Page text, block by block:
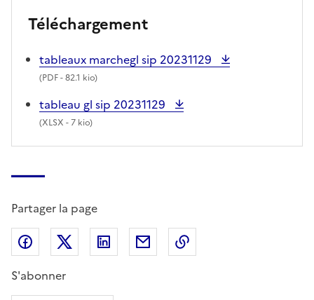
Téléchargement
tableaux marchegl sip 20231129
(PDF- 82.1 kio)
tableau gl sip 20231129
(XLSX - 7 kio)
Partager la page
Partager sur Facebook
Partager sur X (anciennement Twitter)
Partager sur LinkedIn
Partager par email
S'abonner